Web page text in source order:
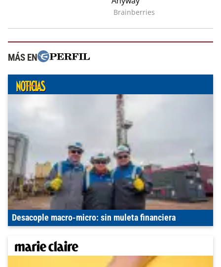
MÁS EN
Desacople macro-micro: sin muleta financiera